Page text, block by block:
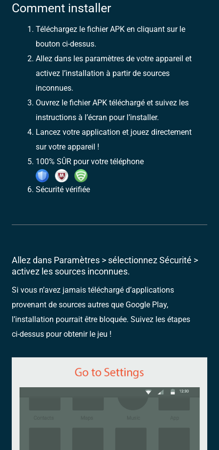
Comment installer
Téléchargez le fichier APK en cliquant sur le
bouton ci-dessus.
Allez dans les paramètres de votre appareil et
activez l’installation à partir de sources
inconnues.
Ouvrez le fichier APK téléchargé et suivez les
instructions à l’écran pour l’installer.
Lancez votre application et jouez directement
sur votre appareil !
100% SÛR pour votre téléphone
Sécurité vérifiée
Allez dans Paramètres > sélectionnez Sécurité >
activez les sources inconnues.
Si vous n’avez jamais téléchargé d’applications
provenant de sources autres que Google Play,
l’installation pourrait être bloquée. Suivez les étapes
ci-dessus pour obtenir le jeu !